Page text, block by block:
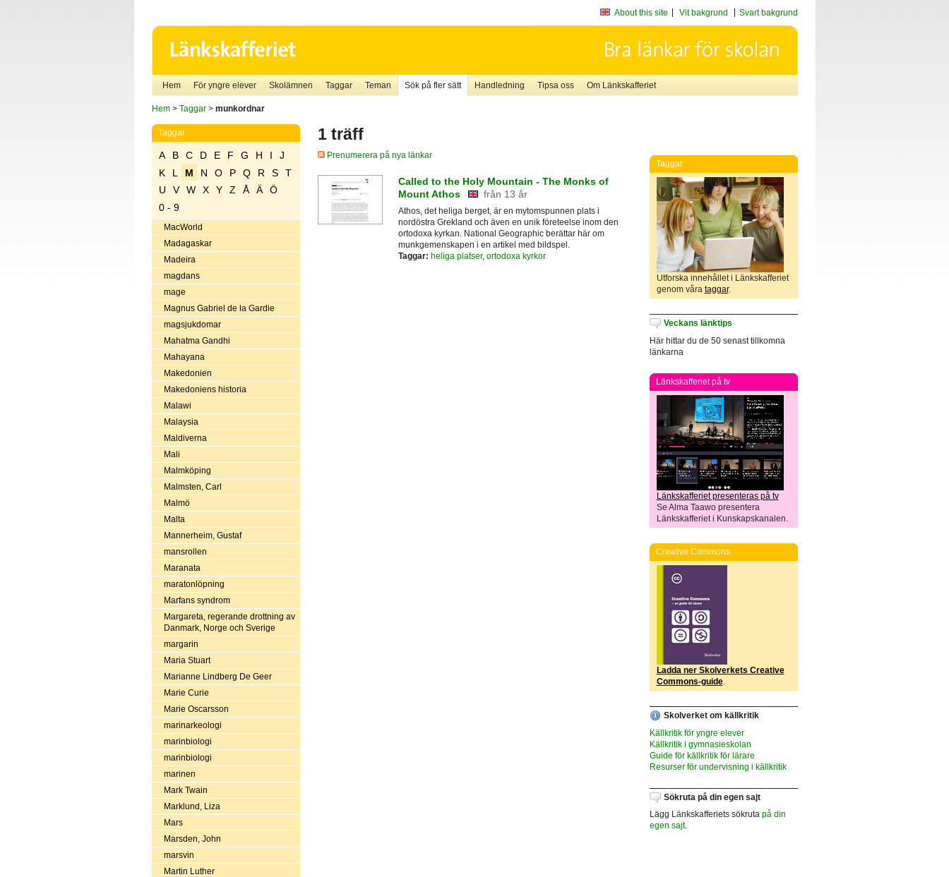
About this site Vit bakgrund Svart bakgrund
Hem För yngre elever Skolämnen Taggar Teman Sök på fler sätt Handledning Tipsa oss Om Länkskafferiet
Hem> Taggar> munkordnar
Taggar
A B C D E F G H I
J
K
L M N O P Q R S
T
U
V W X Y Z Å Ä
Ö
0 - 9
MacWorld
Madagaskar
Madeira
magdans
mage
Magnus Gabriel de la Gardie
magsjukdomar
Mahatma Gandhi
Mahayana
Makedonien
Makedoniens historia
Malawi
Malaysia
Maldiverna
Mali
Malmköping
Malmsten, Carl
Malmö
Malta
Mannerheim, Gustaf
mansrollen
Maranata
maratonlöpning
Marfans syndrom
Margareta, regerande drottning av
Danmark, Norge och Sverige
margarin
Maria Stuart
Marianne Lindberg De Geer
Marie Curie
Marie Oscarsson
marinarkeologi
marinbiologi
marinbiologi
marinen
Mark Twain
Marklund, Liza
Mars
Marsden, John
marsvin
Martin Luther
1 träff
Prenumerera på nya länkar
Called to the Holy Mountain - The Monks of
Mount Athos
från 13 år
Athos, det heliga berget, är en mytomspunnen plats i
nordöstra Grekland och även en unik företeelse inom den
ortodoxa kyrkan. National Geographic berättar här om
munkgemenskapen i en artikel med bildspel.
Taggar: heliga platser, ortodoxa kyrkor
Taggar
Utforska innehållet i Länkskafferiet
genom våra taggar.
Veckans länktips
Här hittar du de 50 senast tillkomna
länkarna
Länkskafferiet på tv
Länkskafferiet presenteras på tv
Se Alma Taawo presentera
Länkskafferiet i Kunskapskanalen.
Creative Commons
Ladda ner Skolverkets Creative
Commons-guide.
Skolverket om källkritik
Källkritik för yngre elever
Källkritik i gymnasieskolan
Guide för källkritik för lärare
Resurser för undervisning i källkritik
Sökruta på din egen sajt
Lägg Länkskafferiets sökruta på din
egen sajt.